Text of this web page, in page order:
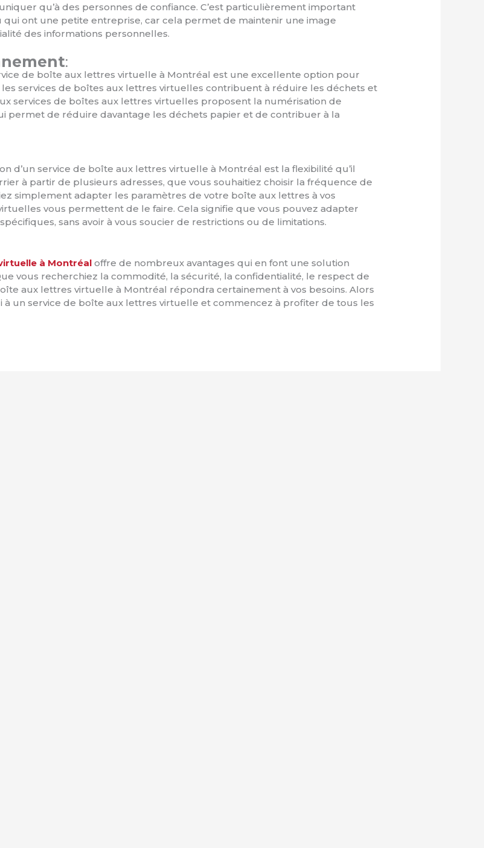
qu’à des personnes de confiance. C’est particulièrement important
ont une petite entreprise, car cela permet de maintenir une image
des informations personnelles.
:
de boîte aux lettres virtuelle à Montréal est une excellente option pour
services de boîtes aux lettres virtuelles contribuent à réduire les déchets et
services de boîtes aux lettres virtuelles proposent la numérisation de
permet de réduire davantage les déchets papier et de contribuer à la
d’un service de boîte aux lettres virtuelle à Montréal est la flexibilité qu’il
à partir de plusieurs adresses, que vous souhaitiez choisir la fréquence de
simplement adapter les paramètres de votre boîte aux lettres à vos
vous permettent de le faire. Cela signifie que vous pouvez adapter
sans avoir à vous soucier de restrictions ou de limitations.
à Montréal offre de nombreux avantages qui en font une solution
vous recherchiez la commodité, la sécurité, la confidentialité, le respect de
aux lettres virtuelle à Montréal répondra certainement à vos besoins. Alors
à un service de boîte aux lettres virtuelle et commencez à profiter de tous les